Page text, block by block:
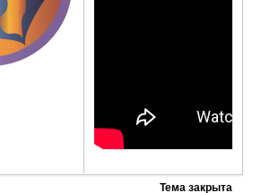
Тема закрыта